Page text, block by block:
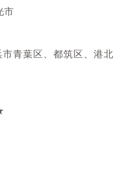
市
青葉区、都筑区、港北